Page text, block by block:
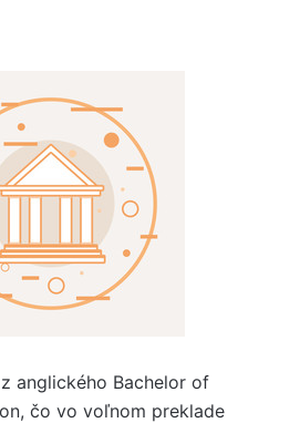
anglického Bachelor of
čo vo voľnom preklade